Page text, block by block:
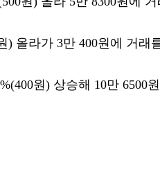
) 올라가 3만 400원에 거래
원) 상승해 10만 6500